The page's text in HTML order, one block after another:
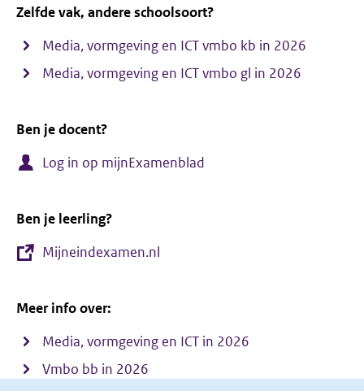
Zelfde vak, andere schoolsoort?
Media, vormgeving en ICT vmbo kb in 2026
Media, vormgeving en ICT vmbo gl in 2026
Ben je docent?
Log in op mijnExamenblad
Ben je leerling?
Mijneindexamen.nl
Meer info over:
Media, vormgeving en ICT in 2026
Vmbo bb in 2026